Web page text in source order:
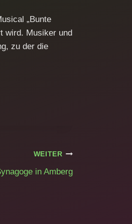
„Bunte
wird. Musiker und
zu der die
WEITER
in Amberg